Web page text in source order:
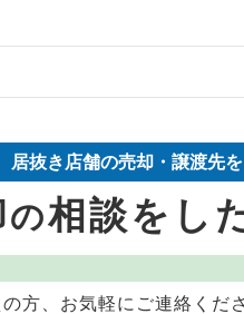
一覧
件一覧
覧
覧
一覧
覧
件一覧
一覧
件の案件一覧
件の案件一覧
一覧
居抜き店舗の売却・譲渡先
の相談をし
方、お気軽にご連絡くだ